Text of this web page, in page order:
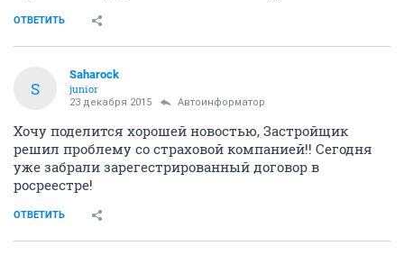
ОТВЕТИТЬ
S
Saharock
junior
23 декабря 2015 Автоинформатор
Хочу поделится хорошей новостью, Застройщик
решил проблему со страховой компанией!! Сегодня
уже забрали зарегестрированный договор в
росреестре!
ОТВЕТИТЬ